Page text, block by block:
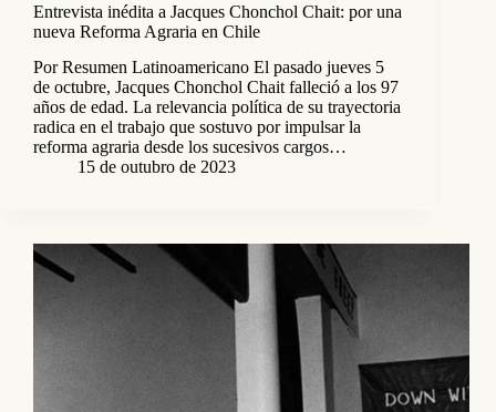
Entrevista inédita a Jacques Chonchol Chait: por una
nueva Reforma Agraria en Chile
Por Resumen Latinoamericano El pasado jueves 5
de octubre, Jacques Chonchol Chait falleció a los 97
años de edad. La relevancia política de su trayectoria
radica en el trabajo que sostuvo por impulsar la
reforma agraria desde los sucesivos cargos…
15 de outubro de 2023